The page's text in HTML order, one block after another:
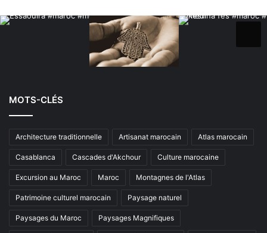
MOTS-CLÉS
Architecture traditionnelle Artisanat marocain Atlas marocain
Casablanca Cascades d'Akchour Culture marocaine
Excursion au Maroc Maroc Montagnes de l'Atlas
Patrimoine culturel marocain Paysage naturel
Paysages du Maroc Paysages Magnifiques